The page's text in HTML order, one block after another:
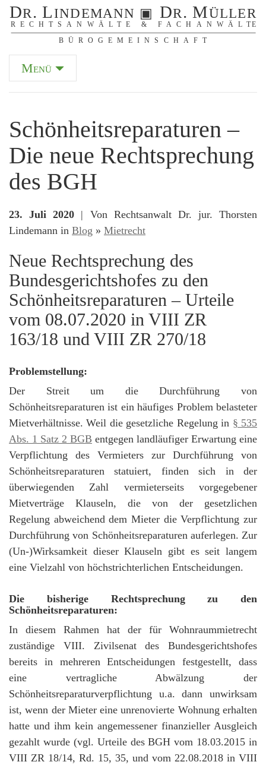
Menü
Schönheitsreparaturen –
Die neue Rechtsprechung
des BGH
23. Juli 2020 | Von Rechtsanwalt Dr. jur. Thorsten
Lindemann in Blog » Mietrecht
Neue Rechtsprechung des
Bundesgerichtshofes zu den
Schönheitsreparaturen – Urteile
vom 08.07.2020 in VIII ZR
163/18 und VIII ZR 270/18
Problemstellung:
Der Streit um die Durchführung von
Schönheitsreparaturen ist ein häufiges Problem belasteter
Mietverhältnisse. Weil die gesetzliche Regelung in § 535
Abs. 1 Satz 2 BGB entgegen landläufiger Erwartung eine
Verpflichtung des Vermieters zur Durchführung von
Schönheitsreparaturen statuiert, finden sich in der
überwiegenden Zahl vermieterseits vorgegebener
Mietverträge Klauseln, die von der gesetzlichen
Regelung abweichend dem Mieter die Verpflichtung zur
Durchführung von Schönheitsreparaturen auferlegen. Zur
(Un-)Wirksamkeit dieser Klauseln gibt es seit langem
eine Vielzahl von höchstrichterlichen Entscheidungen.
Die bisherige Rechtsprechung zu den
Schönheitsreparaturen:
In diesem Rahmen hat der für Wohnraummietrecht
zuständige VIII. Zivilsenat des Bundesgerichtshofes
bereits in mehreren Entscheidungen festgestellt, dass
eine vertragliche Abwälzung der
Schönheitsreparaturverpflichtung u.a. dann unwirksam
ist, wenn der Mieter eine unrenovierte Wohnung erhalten
hatte und ihm kein angemessener finanzieller Ausgleich
gezahlt wurde (vgl. Urteile des BGH vom 18.03.2015 in
VIII ZR 18/14, Rd. 15, 35, und vom 22.08.2018 in VIII